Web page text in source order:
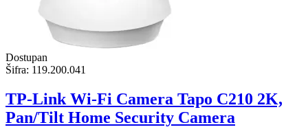
Dostupan
Šifra: 119.200.041
TP-Link Wi-Fi Camera Tapo C210 2K,
Pan/Tilt Home Security Camera